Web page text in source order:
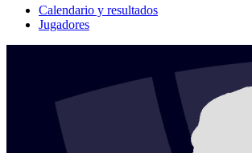
Calendario y resultados
Jugadores